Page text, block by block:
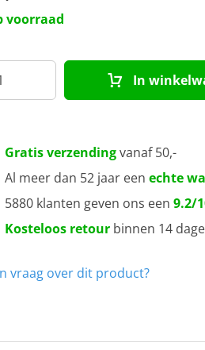
voorraad
In
Gratis verzendingvanaf 50,-
Al meer dan 52 jaar een echte
5880 klanten geven ons een 9.2/
Kosteloos retourbinnen 14
vraag over dit product?